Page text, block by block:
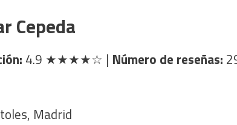
Cepeda
4.9 ★★★★☆ | Número de reseñas:
Madrid